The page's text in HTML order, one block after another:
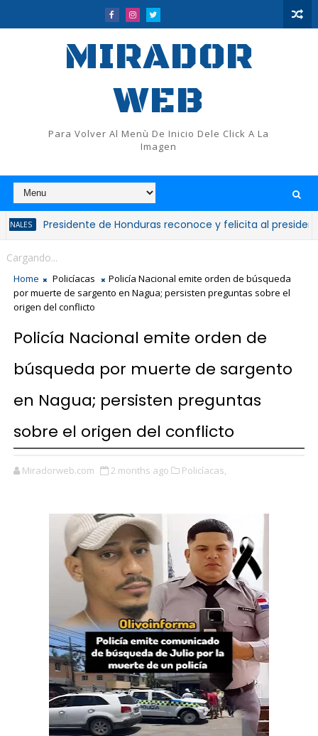
MIRADOR
WEB
Para Volver Al Menù De Inicio Dele Click A La
Imagen
de Honduras reconoce y felicita al presidente Luis
Cargando...
Home Policíacas
Policía Nacional emite orden de búsqueda
por muerte de sargento en Nagua; persisten preguntas sobre el
origen del conflicto
Policía Nacional emite orden de
búsqueda por muerte de sargento
en Nagua; persisten preguntas
sobre el origen del conflicto
Miradorweb.com 2 months ago Policíacas,